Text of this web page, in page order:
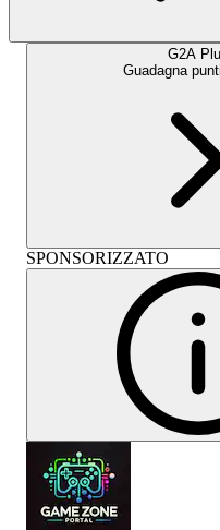
G2A
Guadagna
SPONSORIZZATO